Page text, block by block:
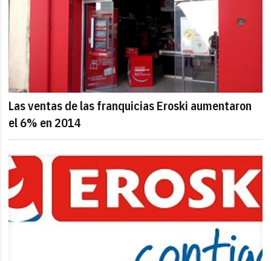
Las ventas de las franquicias Eroski aumentaron
el 6% en 2014